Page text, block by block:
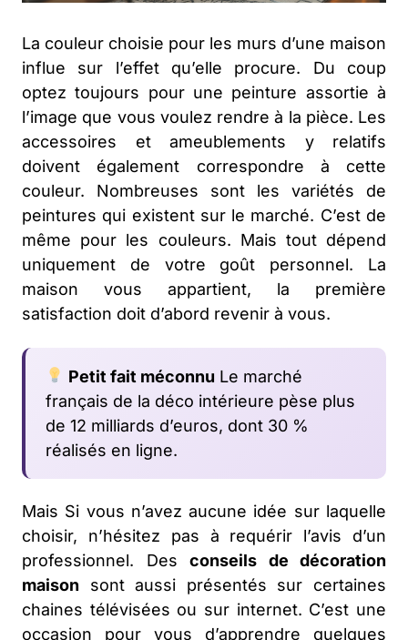
La couleur choisie pour les murs d’une maison
influe sur l’effet qu’elle procure. Du coup
optez toujours pour une peinture assortie à
l’image que vous voulez rendre à la pièce. Les
accessoires et ameublements y relatifs
doivent également correspondre à cette
couleur. Nombreuses sont les variétés de
peintures qui existent sur le marché. C’est de
même pour les couleurs. Mais tout dépend
uniquement de votre goût personnel. La
maison vous appartient, la première
satisfaction doit d’abord revenir à vous.
Petit fait méconnu Le marché
français de la déco intérieure pèse plus
de 12 milliards d’euros, dont 30 %
réalisés en ligne.
Mais Si vous n’avez aucune idée sur laquelle
choisir, n’hésitez pas à requérir l’avis d’un
professionnel. Des conseils de décoration
maison sont aussi présentés sur certaines
chaines télévisées ou sur internet. C’est une
occasion pour vous d’apprendre quelques